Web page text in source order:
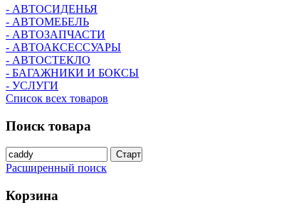
- АВТОСИДЕНЬЯ
- АВТОМЕБЕЛЬ
- АВТОЗАПЧАСТИ
- АВТОАКСЕССУАРЫ
- АВТОСТЕКЛО
- БАГАЖНИКИ И БОКСЫ
- УСЛУГИ
Список всех товаров
Поиск товара
Расширенный поиск
Корзина